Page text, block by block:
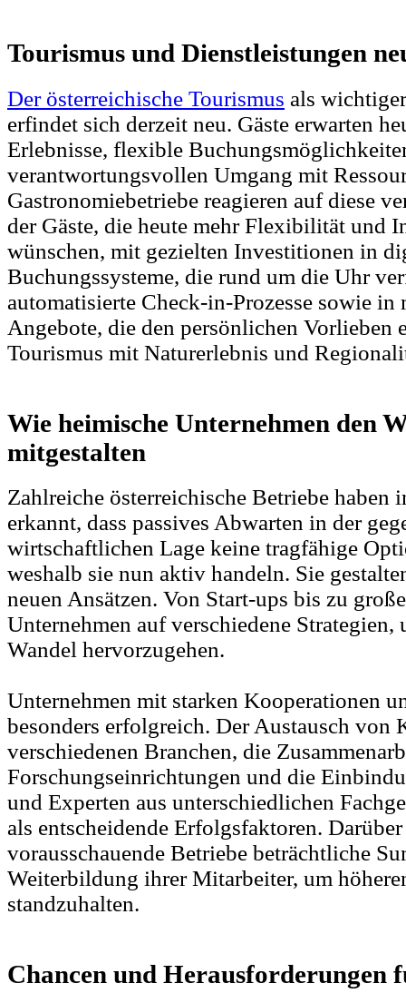
Tourismus und Dienstleistungen
Der österreichische Tourismus als
erfindet sich derzeit neu. Gäste erwarten
Erlebnisse, flexible
verantwortungsvollen Umgang mit
Gastronomiebetriebe reagieren auf diese
der Gäste, die heute mehr Flexibilität und
wünschen, mit gezielten Investitionen in
Buchungssysteme, die rund um die Uhr
automatisierte Check-in-Prozesse sowie in
Angebote, die den persönlichen Vorlieben
Tourismus mit Naturerlebnis und
Wie heimische Unternehmen den
mitgestalten
Zahlreiche österreichische Betriebe haben
erkannt, dass passives Abwarten in der
wirtschaftlichen Lage keine tragfähige
weshalb sie nun aktiv handeln. Sie
neuen Ansätzen. Von Start-ups bis zu
Unternehmen auf verschiedene Strategien,
Wandel hervorzugehen.
Unternehmen mit starken Kooperationen
besonders erfolgreich. Der Austausch von
verschiedenen Branchen, die
Forschungseinrichtungen und die
und Experten aus unterschiedlichen
als entscheidende Erfolgsfaktoren.
vorausschauende Betriebe beträchtliche
Weiterbildung ihrer Mitarbeiter, um
standzuhalten.
Chancen und Herausforderungen